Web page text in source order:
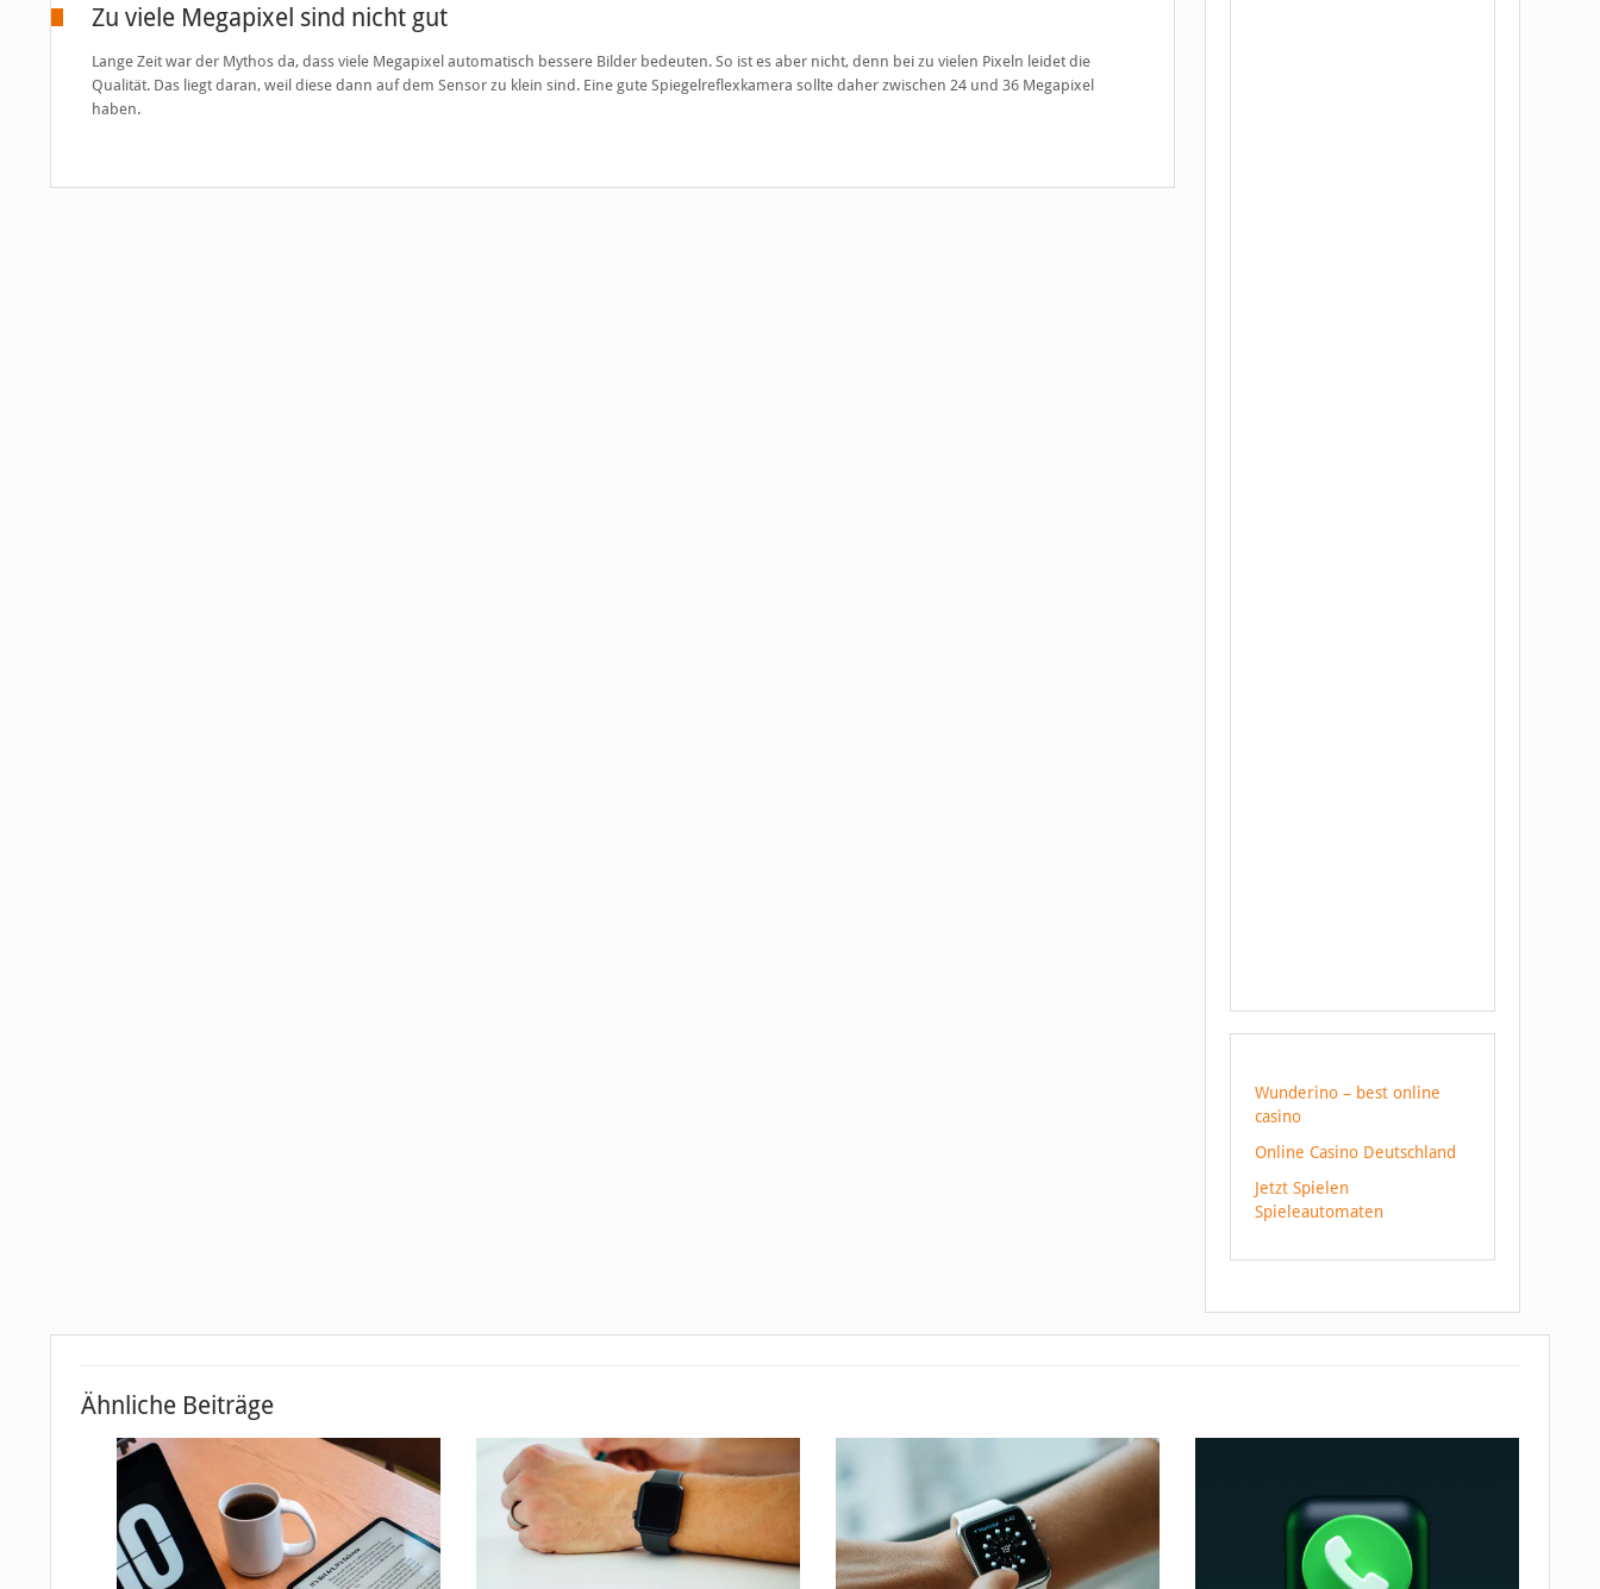
Zu viele Megapixel sind nicht gut
Lange Zeit war der Mythos da, dass viele Megapixel automatisch bessere Bilder bedeuten. So ist es aber nicht, denn bei zu vielen Pixeln leidet die
Qualität. Das liegt daran, weil diese dann auf dem Sensor zu klein sind. Eine gute Spiegelreflexkamera sollte daher zwischen 24 und 36 Megapixel
haben.
Wunderino – best online
casino
Online Casino Deutschland
Jetzt Spielen
Spieleautomaten
Ähnliche Beiträge